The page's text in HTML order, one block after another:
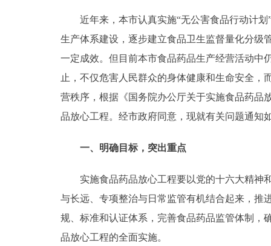
决策公开
政务服务
便民服务
12345网上接诉即办
近年来，本市认真实施“无公害食品行动计划”
生产体系建设，逐步建立食品卫生监督量化分级
一定成效。但目前本市食品药品生产经营活动中
止，不仅危害人民群众的身体健康和生命安全
营秩序，根据《国务院办公厅关于实施食品药品
品放心工程。经市政府同意，现就有关问题通知
一、明确目标，突出重点
实施食品药品放心工程要以党的十六大精神和
与长远、专项整治与日常监管有机结合起来，推
规、标准和认证体系，完善食品药品监管体制，
品放心工程的全面实施。